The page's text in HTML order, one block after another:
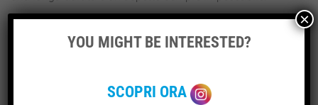
con precisione per assicurare prodotti che non solo siano
YOU MIGHT BE INTERESTED?
SCOPRI ORA
×